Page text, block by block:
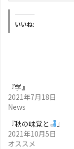
いいね:
『学』
2021年7月18日
News
『秋の味覚と
』
2021年10月5日
オススメ